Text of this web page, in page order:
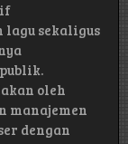
sekaligus
oleh
manajemen
dengan